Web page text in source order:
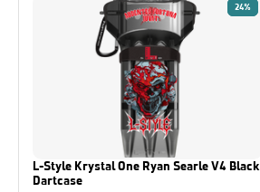
24%
L-Style Krystal One Ryan Searle V4 Black
Dartcase